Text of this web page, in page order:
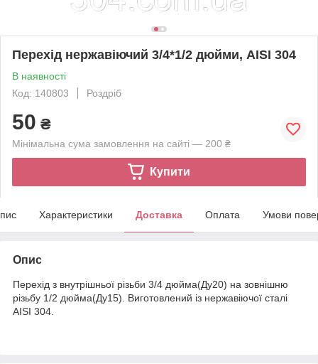
Перехід нержавіючий 3/4*1/2 дюйми, AISI 304
В наявності
Код: 140803
Роздріб
50 ₴
Мінімальна сума замовлення на сайті — 200 ₴
Купити
Характеристики Доставка Оплата Умови
Опис
Перехід з внутрішньої різьби 3/4 дюйма(Ду20) на зовнішню
різьбу 1/2 дюйма(Ду15). Виготовлений із нержавіючої сталі
AISI 304.